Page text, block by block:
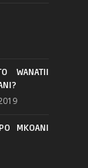
WANATII
MKOANI